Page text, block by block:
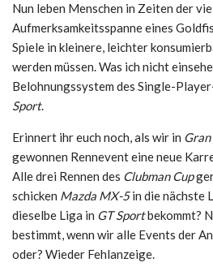
Nun leben Menschen in Zeiten der
Aufmerksamkeitsspanne eines
Spiele in kleinere, leichter
werden müssen. Was ich nicht
Belohnungssystem des Single-
Sport.
Erinnert ihr euch noch, als wir in
gewonnen Rennevent eine neue
Alle drei Rennen des Clubman Cup
schicken Mazda MX-5in die nächste
dieselbe Liga in GT Sportbekommt?
bestimmt, wenn wir alle Events der
oder? Wieder Fehlanzeige.